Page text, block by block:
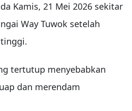
Kamis, 21 Mei 2026 sekitar
Way Tuwok setelah
tertutup menyebabkan
dan merendam